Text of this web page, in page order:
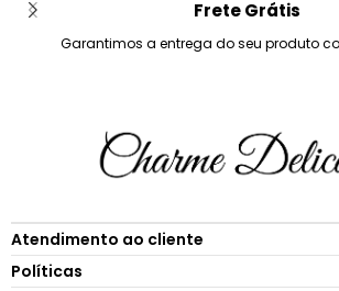
Frete Grátis
Garantimos a entrega do seu produto
Atendimento ao cliente
Políticas